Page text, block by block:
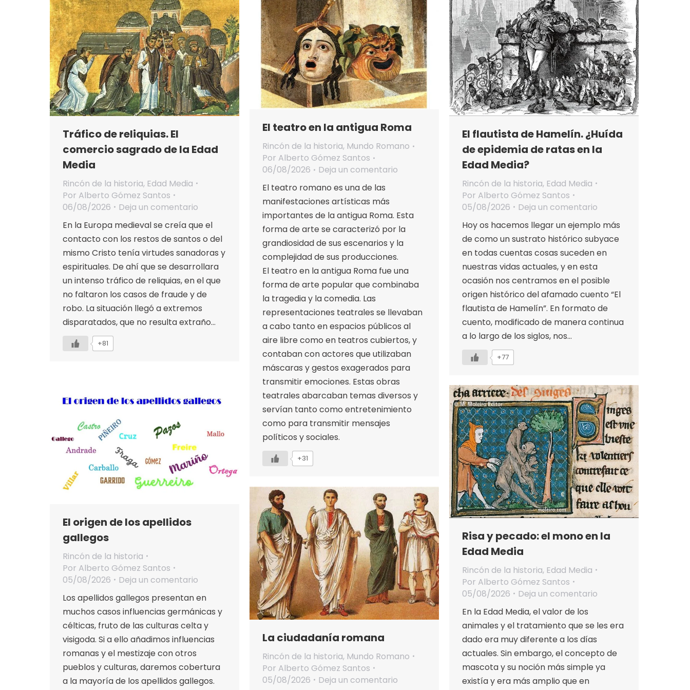
Tráfico de reliquias. El
comercio sagrado de la Edad
Media
Rincón de la historia, Edad Media
Por Alberto Gómez Santos
06/08/2026
Deja un comentario
En la Europa medieval se creía que el
contacto con los restos de santos o del
mismo Cristo tenía virtudes sanadoras y
espirituales. De ahí que se desarrollara
un intenso tráfico de reliquias, en el que
no faltaron los casos de fraude y de
robo. La situación llegó a extremos
disparatados, que no resulta extraño…
+81
El teatro en la antigua Roma
Rincón de la historia, Mundo Romano
Por Alberto Gómez Santos
06/08/2026
Deja un comentario
El teatro romano es una de las
manifestaciones artísticas más
importantes de la antigua Roma. Esta
forma de arte se caracterizó por la
grandiosidad de sus escenarios y la
complejidad de sus producciones.
El teatro en la antigua Roma fue una
forma de arte popular que combinaba
la tragedia y la comedia. Las
representaciones teatrales se llevaban
a cabo tanto en espacios públicos al
aire libre como en teatros cubiertos, y
contaban con actores que utilizaban
máscaras y gestos exagerados para
transmitir emociones. Estas obras
teatrales abarcaban temas diversos y
servían tanto como entretenimiento
como para transmitir mensajes
políticos y sociales.
+31
El flautista de Hamelín. ¿Huída
de epidemia de ratas en la
Edad Media?
Rincón de la historia, Edad Media
Por Alberto Gómez Santos
05/08/2026
Deja un comentario
Hoy os hacemos llegar un ejemplo más
de como un sustrato histórico subyace
en todas cuentas cosas suceden en
nuestras vidas actuales, y en esta
ocasión nos centramos en el posible
origen histórico del afamado cuento “El
flautista de Hamelín”. En formato de
cuento, modificado de manera continua
a lo largo de los siglos, nos…
+77
El origen de los apellidos
gallegos
Rincón de la historia
Por Alberto Gómez Santos
05/08/2026
Deja un comentario
Los apellidos gallegos presentan en
muchos casos influencias germánicas y
célticas, fruto de las culturas celta y
visigoda. Si a ello añadimos influencias
romanas y el mestizaje con otros
pueblos y culturas, daremos cobertura
a la mayoría de los apellidos gallegos.
Risa y pecado: el mono en la
Edad Media
Rincón de la historia, Edad Media
Por Alberto Gómez Santos
05/08/2026
Deja un comentario
En la Edad Media, el valor de los
animales y el tratamiento que se les era
dado era muy diferente a los días
actuales. Sin embargo, el concepto de
mascota y su noción más simple ya
existía y era más amplio que en
La ciudadanía romana
Rincón de la historia, Mundo Romano
Por Alberto Gómez Santos
05/08/2026
Deja un comentario